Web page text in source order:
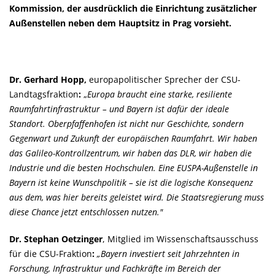
Kommission, der ausdrücklich die Einrichtung zusätzlicher
Außenstellen neben dem Hauptsitz in Prag vorsieht.
Dr. Gerhard Hopp, europapolitischer Sprecher der CSU-
Landtagsfraktion: Europa braucht eine starke, resiliente
Raumfahrtinfrastruktur – und Bayern ist dafür der ideale
Standort. Oberpfaffenhofen ist nicht nur Geschichte, sondern
Gegenwart und Zukunft der europäischen Raumfahrt. Wir haben
das Galileo-Kontrollzentrum, wir haben das DLR, wir haben die
Industrie und die besten Hochschulen. Eine EUSPA-Außenstelle in
Bayern ist keine Wunschpolitik – sie ist die logische Konsequenz
aus dem, was hier bereits geleistet wird. Die Staatsregierung muss
diese Chance jetzt entschlossen nutzen."
Dr. Stephan Oetzinger, Mitglied im Wissenschaftsausschuss
für die CSU-Fraktion: Bayern investiert seit Jahrzehnten in
Forschung, Infrastruktur und Fachkräfte im Bereich der